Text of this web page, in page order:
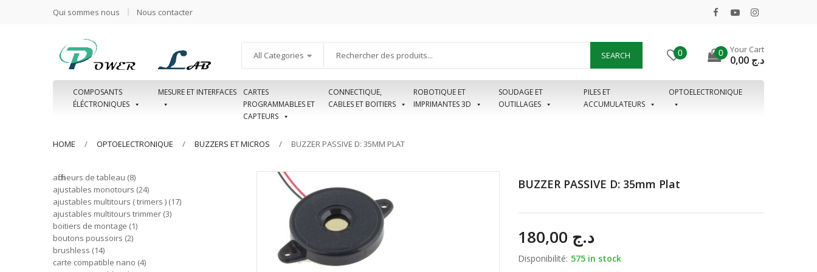
Qui sommes nous Nous contacter
All Categories SEARCH 0 0 Your Cart
د.ج
COMPOSANTS
ÉLÉCTRONIQUES
MESURE ET INTERFACES
CARTES
PROGRAMMABLES ET
CAPTEURS
CONNECTIQUE,
CABLES ET BOITIERS
ROBOTIQUE ET
IMPRIMANTES 3D
SOUDAGE ET
OUTILLAGES
PILES ET
ACCUMULATEURS
OPTOELECTRONIQUE
HOME OPTOELECTRONIQUE BUZZERS ET MICROS BUZZER PASSIVE D: 35MM PLAT
BUZZER PASSIVE D: 35mm Plat
د.ج
Disponibilité: 575 in stock
afficheurs de tableau 8
ajustables monotours 24
ajustables multitours ( trimers ) 17
ajustables multitours trimmer 3
boitiers de montage 1
boutons poussoirs 2
brushless 14
carte compatible nano 4